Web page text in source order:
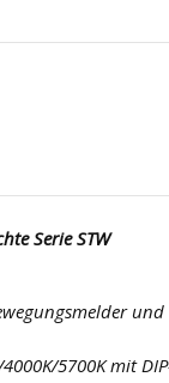
Serie STW
und
5700K mit